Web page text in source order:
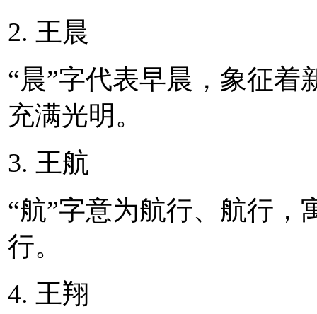
2. 王晨
“晨”字代表早晨，象征
充满光明。
3. 王航
“航”字意为航行、航行
行。
4. 王翔